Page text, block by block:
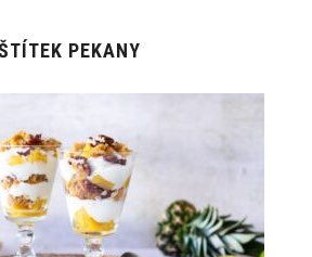
PEKANY